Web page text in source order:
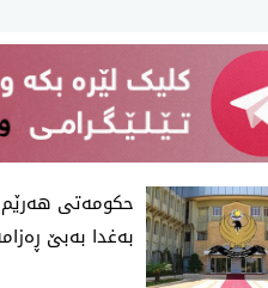
حکومەتی هەرێم:
بەغدا بەبێ